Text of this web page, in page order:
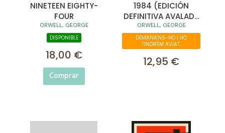
NINETEEN EIGHTY-
FOUR
ORWELL, GEORGE
DISPONIBLE
18,00 €
Comprar
1984 (EDICIÓN
DEFINITIVA AVALADA
POR THE ORWELL
ESTATE)
ORWELL, GEORGE
DEMANA'NS-HO I HO
TINDREM AVIAT.
12,95 €